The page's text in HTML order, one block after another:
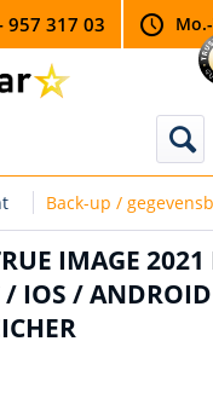
957 317 03
Back-up /
IMAGE
IOS /